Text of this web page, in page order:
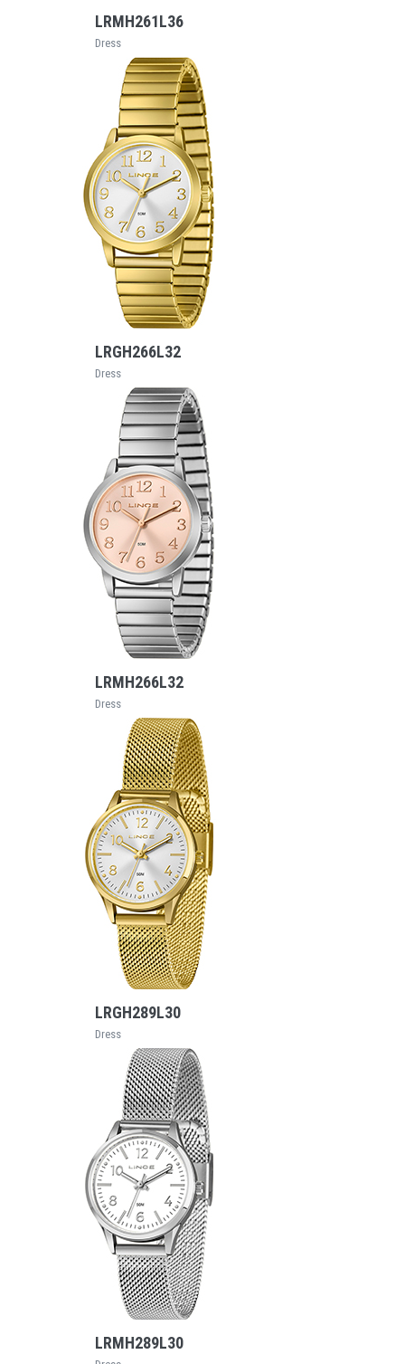
LRMH261L36
Dress
VEJA MAIS
LRGH266L32
Dress
VEJA MAIS
LRMH266L32
Dress
VEJA MAIS
LRGH289L30
Dress
VEJA MAIS
LRMH289L30